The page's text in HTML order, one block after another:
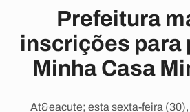
Prefeitura
inscrições para
Minha Casa
At&eacute; esta sexta-feira